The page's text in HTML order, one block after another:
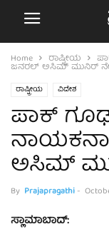
Home ರಾಷ್ಟ್ರೀಯ
ಜನರಲ್ ಅಸಿಮ್ ಮುನಿರ್
ರಾಷ್ಟ್ರೀಯ ವಿದೇಶ
ಪಾಕ್
ಅಸಿಮ್
By Prajapragathi-
ಸ್ಲಾಮಾಬಾದ್: